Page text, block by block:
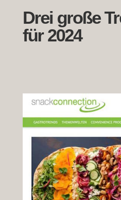
Drei große
für 2024